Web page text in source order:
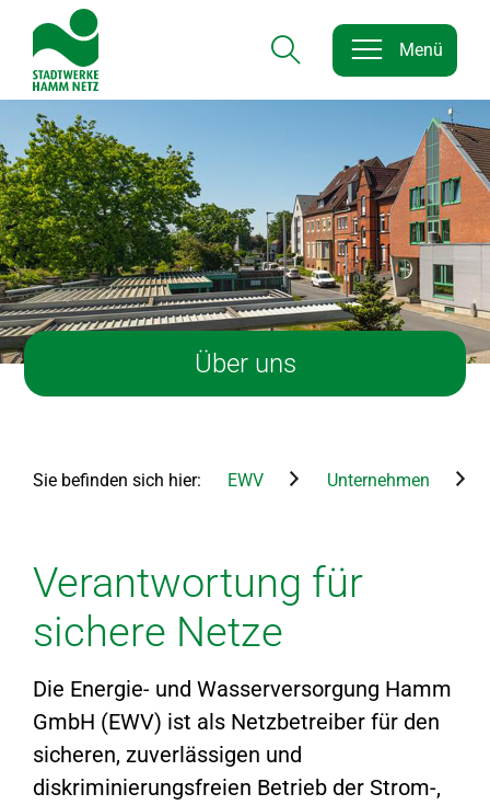
Hauptnavigation
Hauptnavigation
Menü
Inhalt
Über uns
Sie befinden sich hier: EWV Unternehmen
Verantwortung für
sichere Netze
Die Energie- und Wasserversorgung Hamm
GmbH (EWV) ist als Netzbetreiber für den
sicheren, zuverlässigen und
diskriminierungsfreien Betrieb der Strom-,